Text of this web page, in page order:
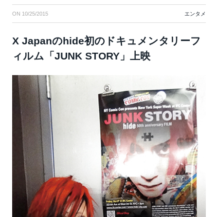
ON 10/25/2015 エンタメ
X Japanのhide初のドキュメンタリーフ
ィルム「JUNK STORY」上映